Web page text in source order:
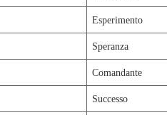
Esperimento
Speranza
Comandante
Successo